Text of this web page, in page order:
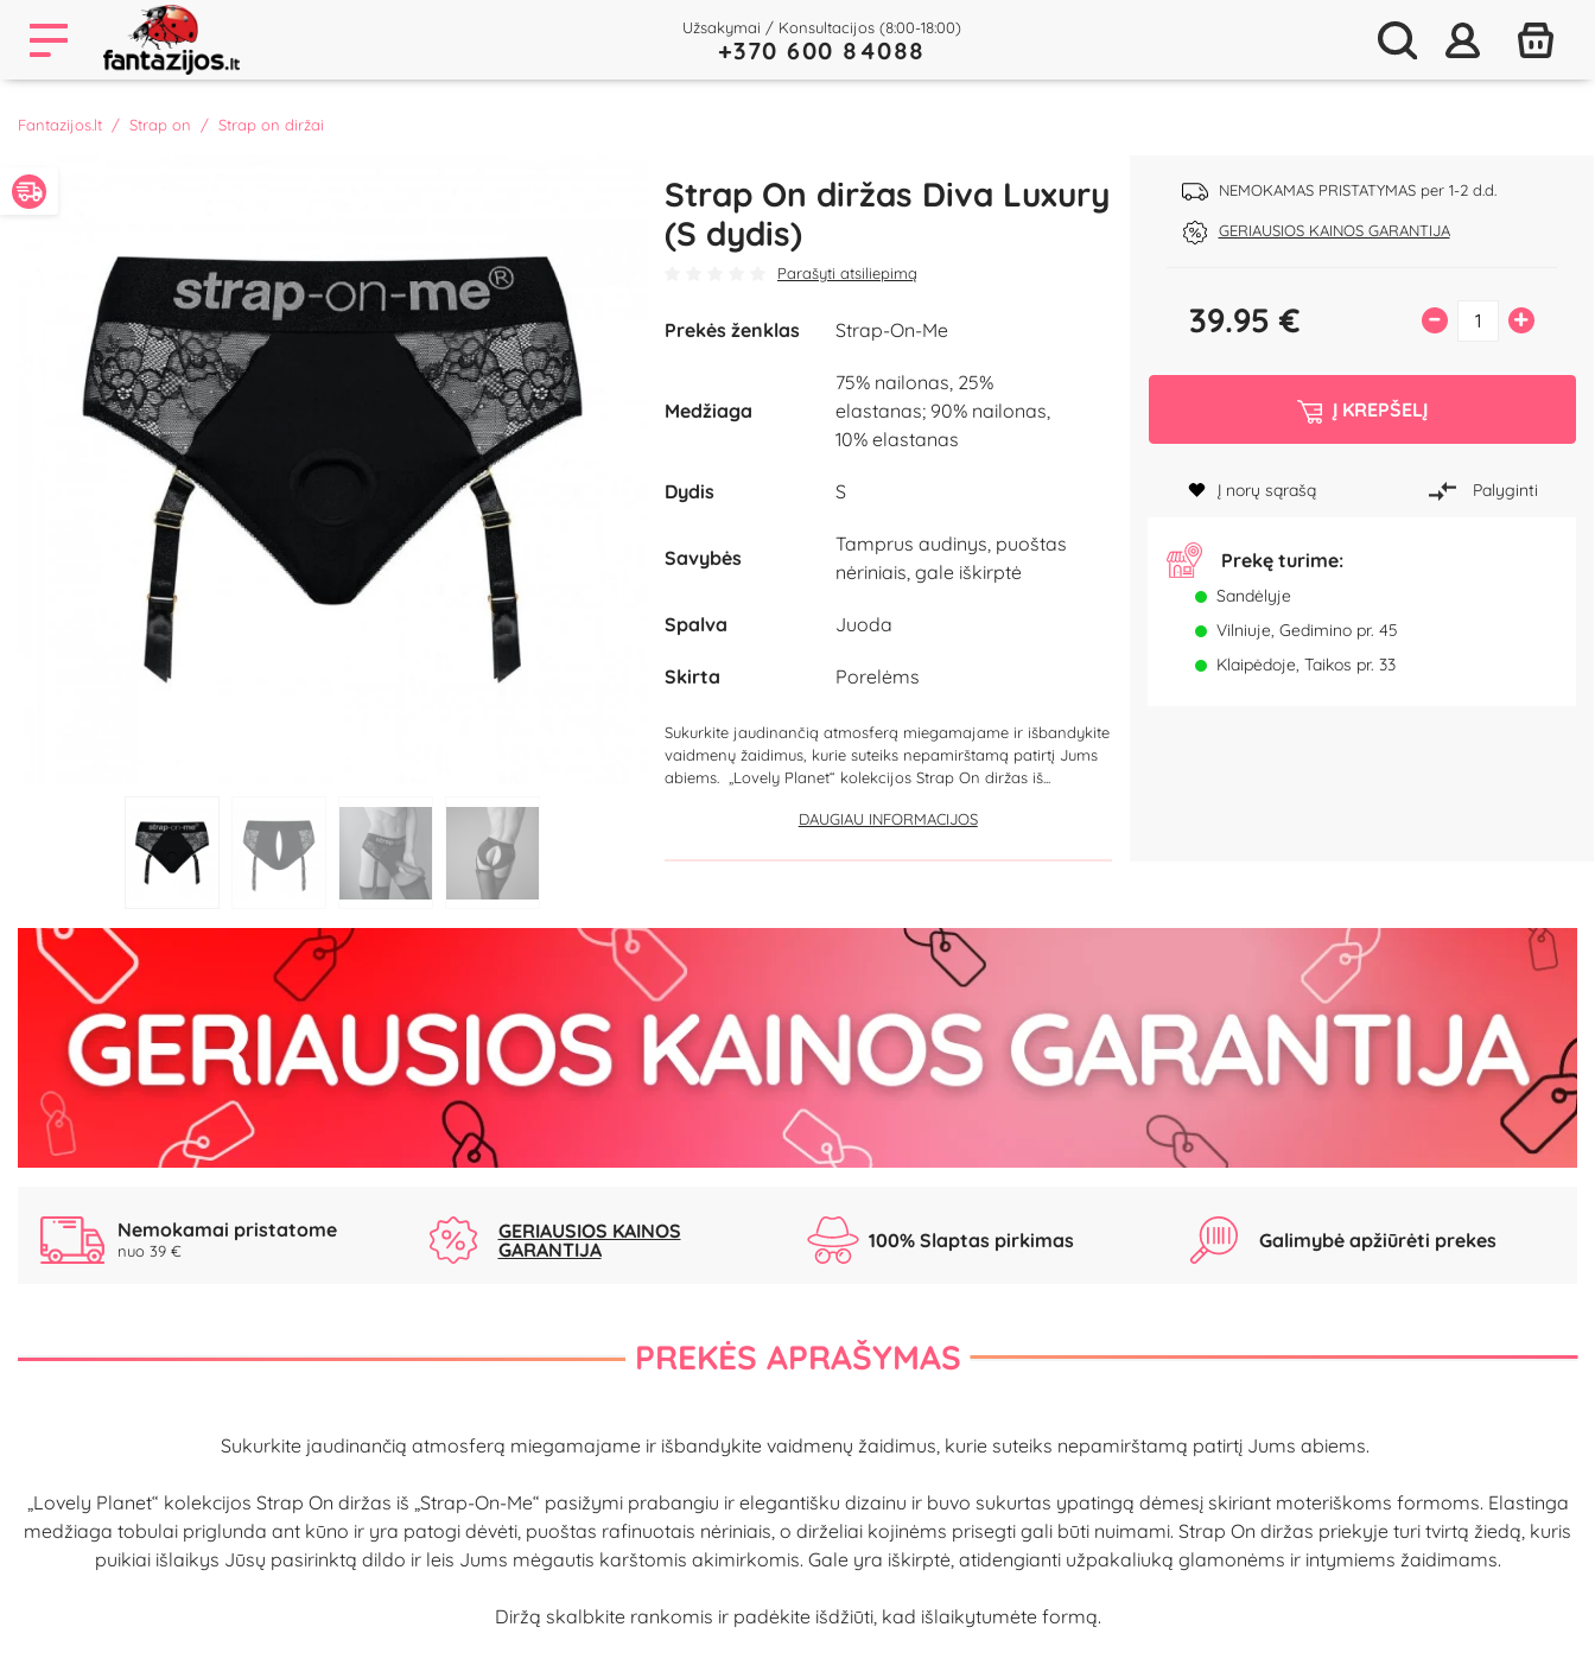
Užsakymai / Konsultacijos (8:00-18:00)
+370 600 84088
Fantazijos.lt Strap on Strap on diržai
Strap On diržas Diva Luxury
(S dydis)
Parašyti atsiliepimą
NEMOKAMAS PRISTATYMAS per 1-2 d.d.
GERIAUSIOS KAINOS GARANTIJA
Prekės ženklas Strap-On-Me
Medžiaga
75% nailonas, 25%
elastanas; 90% nailonas,
10% elastanas
Dydis S
Savybės
Tamprus audinys, puoštas
nėriniais, gale iškirptė
Spalva Juoda
Skirta Porelėms
Sukurkite jaudinančią atmosferą miegamajame ir išbandykite
vaidmenų žaidimus, kurie suteiks nepamirštamą patirtį Jums
abiems. „Lovely Planet“ kolekcijos Strap On diržas iš...
DAUGIAU INFORMACIJOS
39.95 € – +
Į KREPŠELĮ
Į norų sąrašą Palyginti
Prekę turime:
Sandėlyje
Vilniuje, Gedimino pr. 45
Klaipėdoje, Taikos pr. 33
Nemokamai pristatome
nuo 39 €
GERIAUSIOS KAINOS
GARANTIJA
100% Slaptas pirkimas Galimybė apžiūrėti prekes
PREKĖS APRAŠYMAS
Sukurkite jaudinančią atmosferą miegamajame ir išbandykite vaidmenų žaidimus, kurie suteiks nepamirštamą patirtį Jums abiems.
„Lovely Planet“ kolekcijos Strap On diržas iš „Strap-On-Me“ pasižymi prabangiu ir elegantišku dizainu ir buvo sukurtas ypatingą dėmesį skiriant moteriškoms formoms. Elastinga
medžiaga tobulai priglunda ant kūno ir yra patogi dėvėti, puoštas rafinuotais nėriniais, o dirželiai kojinėms prisegti gali būti nuimami. Strap On diržas priekyje turi tvirtą žiedą, kuris
puikiai išlaikys Jūsų pasirinktą dildo ir leis Jums mėgautis karštomis akimirkomis. Gale yra iškirptė, atidengianti užpakaliuką glamonėms ir intymiems žaidimams.
Diržą skalbkite rankomis ir padėkite išdžiūti, kad išlaikytumėte formą.